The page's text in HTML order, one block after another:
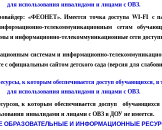
для использования инвалидами и лицами с ОВЗ.
«ФЕОНЕТ». Имеется точка доступа WI-FI с
телекоммуникационным сетям
и информационно-телекоммуникационные сети
системам и информационно-
с официальным сайтом детского сада (версия для
к которым обеспечивается доступ обучающихся, в
для использования инвалидами и лицами с ОВЗ.
к которым обеспечивается доспуп
инвалидами и лицами с ОВЗ в ДОУ не имеется.
ОБРАЗОВАТЕЛЬНЫЕ И ИНФОРМАЦИОННЫЕ